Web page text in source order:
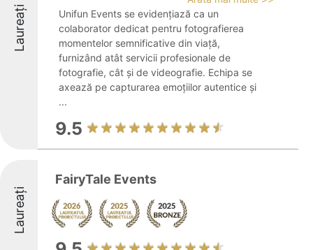
Laureați
Unifun Events se evidențiază ca un
colaborator dedicat pentru fotografierea
momentelor semnificative din viață,
furnizând atât servicii profesionale de
fotografie, cât și de videografie. Echipa se
axează pe capturarea emoțiilor autentice și
...
9.5
Laureați
FairyTale Events